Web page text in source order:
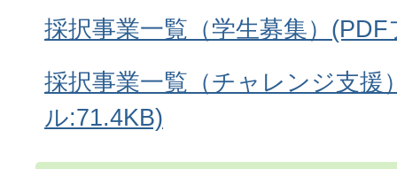
採択事業一覧（学生募集）
採択事業一覧（チャレンジ支援
ル:71.4KB)